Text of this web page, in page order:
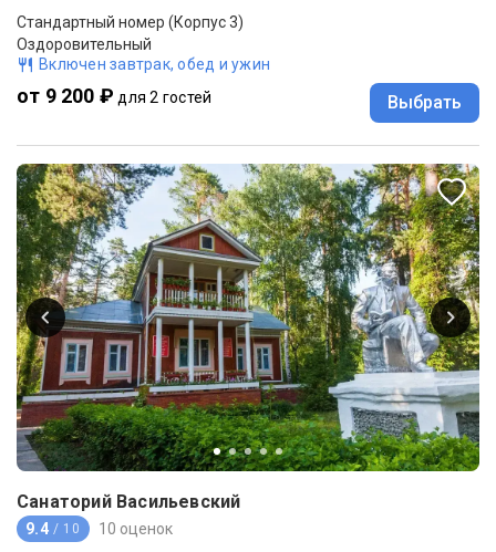
Стандартный номер (Корпус 3)
Оздоровительный
Включен завтрак, обед и ужин
от 9 200 ₽ для 2 гостей Выбрать
Санаторий Васильевский
9.4 / 10 10 оценок